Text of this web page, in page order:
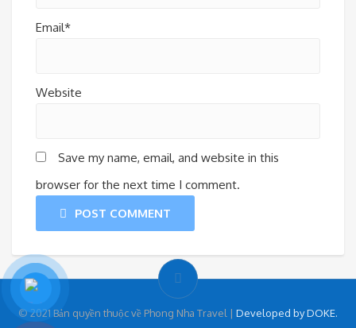
Email*
Website
Save my name, email, and website in this
browser for the next time I comment.
POST COMMENT
© 2021 Bản quyền thuộc về Phong Nha Travel | Developed by DOKE.